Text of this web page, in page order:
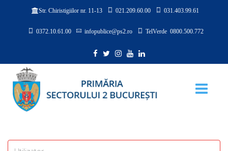
Str. Chiristigiilor nr. 11-13 021.209.60.00 031.403.99.61
0372.10.61.00 infopublice@ps2.ro TelVerde 0800.500.772